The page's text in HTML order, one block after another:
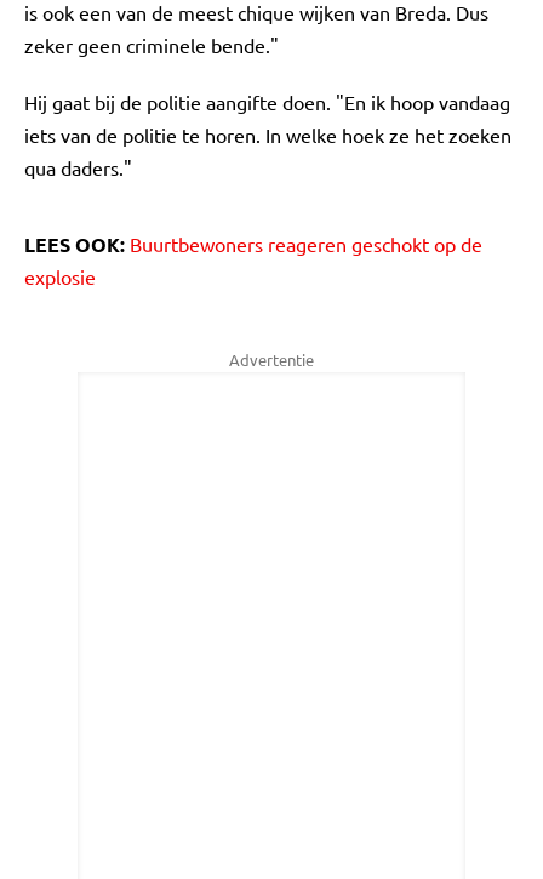
is ook een van de meest chique wijken van Breda. Dus
zeker geen criminele bende."
Hij gaat bij de politie aangifte doen. "En ik hoop vandaag
iets van de politie te horen. In welke hoek ze het zoeken
qua daders."
LEES OOK: Buurtbewoners reageren geschokt op de
explosie
Advertentie